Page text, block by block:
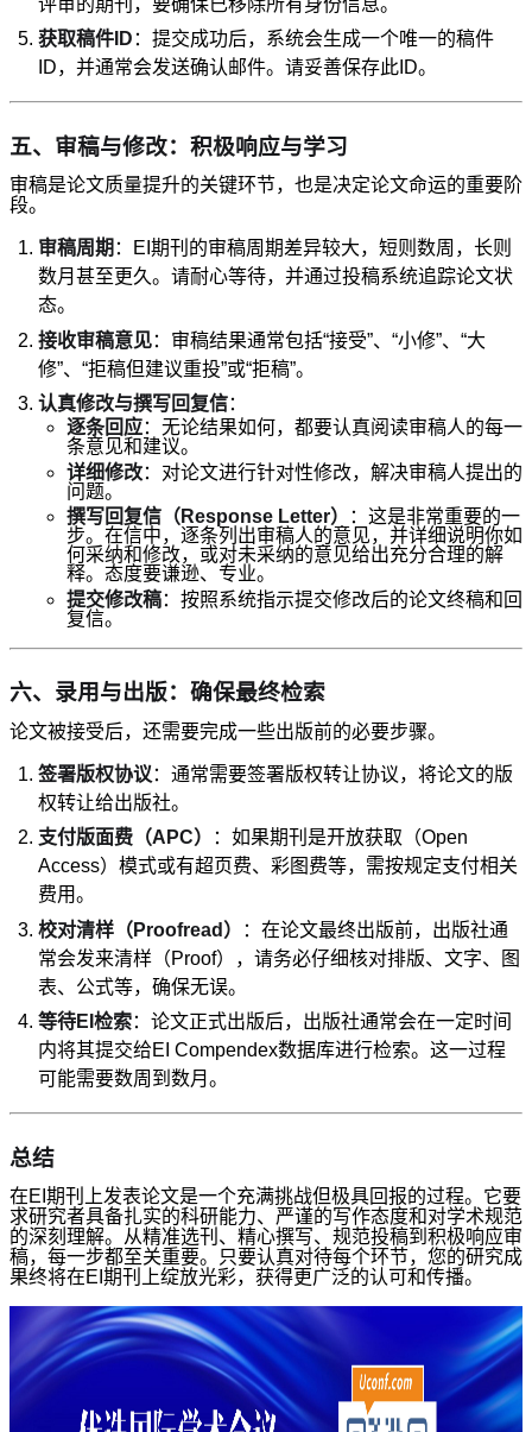
获取稿件ID ：提交成功后，系统会生成一个唯一的稿件
ID，并通常会发送确认邮件。请妥善保存此ID。
五、审稿与修改：积极响应与学习
审稿是论文质量提升的关键环节，也是决定论文命运的重要阶
段。
审稿周期 ：EI期刊的审稿周期差异较大，短则数周，长则
数月甚至更久。请耐心等待，并通过投稿系统追踪论文状
态。
接收审稿意见：审稿结果通常包括“接受”、“小修”、“大
修”、“拒稿但建议重投”或“拒稿”。
认真修改与撰写回复信：
逐条回应：无论结果如何，都要认真阅读审稿人的每一
条意见和建议。
详细修改：对论文进行针对性修改，解决审稿人提出的
问题。
撰写回复信（Response Letter）
：这是非常重要的一
步。在信中，逐条列出审稿人的意见，并详细说明你如
何采纳和修改，或对未采纳的意见给出充分合理的解
释。态度要谦逊、专业。
提交修改稿：按照系统指示提交修改后的论文终稿和回
复信。
六、录用与出版：确保最终检索
论文被接受后，还需要完成一些出版前的必要步骤。
签署版权协议 ：通常需要签署版权转让协议，将论文的版
权转让给出版社。
支付版面费（APC）
：如果期刊是开放获取（Open
Access）模式或有超页费、彩图费等，需按规定支付相关
费用。
校对清样（Proofread）
：在论文最终出版前，出版社通
常会发来清样（Proof），请务必仔细核对排版、文字、图
表、公式等，确保无误。
等待EI检索：论文正式出版后，出版社通常会在一定时间
内将其提交给EI Compendex数据库进行检索。这一过程
可能需要数周到数月。
总结
在EI期刊上发表论文是一个充满挑战但极具回报的过程。它要
求研究者具备扎实的科研能力、严谨的写作态度和对学术规范
的深刻理解。从精准选刊、精心撰写、规范投稿到积极响应审
稿，每一步都至关重要。只要认真对待每个环节，您的研究成
果终将在EI期刊上绽放光彩，获得更广泛的认可和传播。